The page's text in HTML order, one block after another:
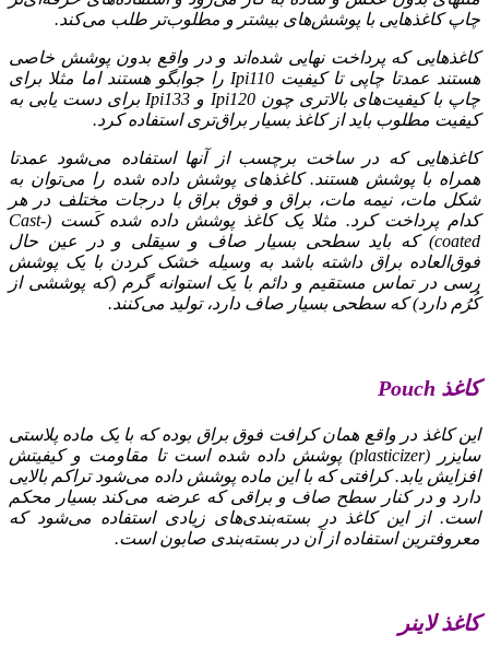
چاپ کاغذهایی با پوشش‌های بیشتر و مطلوب‌تر طلب می‌کند.
کاغذهایی که پرداخت نهایی شده‌اند و در واقع بدون پوشش خاصی
هستند عمدتا چاپی تا کیفیت Ipi110 را جوابگو هستند اما مثلا برای
چاپ با کیفیت‌های بالاتری چون Ipi120 و Ipi133 برای دست یابی به
کیفیت مطلوب باید از کاغذ بسیار براق‌تری استفاده کرد.
کاغذهایی که در ساخت برچسب از آنها استفاده می‌شود عمدتا
همراه با پوشش هستند. کاغذهای پوشش داده شده را می‌توان به
شکل مات، نیمه مات، براق و فوق براق با درجات مختلف در هر
کدام پرداخت کرد. مثلا یک کاغذ پوشش داده شده کَست (Cast-
coated) که باید سطحی بسیار صاف و سیقلی و در عین حال
فوق‌العاده براق داشته باشد به وسیله خشک کردن با یک پوشش‌
رسی در تماس مستقیم و دائم با یک استوانه گرم (که پوششی از
کُرُم دارد) که سطحی بسیار صاف دارد، تولید می‌کنند.
کاغذ Pouch
این کاغذ در واقع همان کرافت فوق براق بوده که با یک ماده پلاستی
سایزر (plasticizer) پوشش داده شده است تا مقاومت و کیفیتش
افزایش یابد. کرافتی که با این ماده پوشش داده می‌شود تراکم بالایی
دارد و در کنار سطح صاف و براقی که عرضه می‌کند بسیار محکم
است. از این کاغذ در بسته‌بندی‌های زیادی استفاده می‌شود که
معروفترین استفاده از آن در بسته‌بندی صابون است.
کاغذ لاینر